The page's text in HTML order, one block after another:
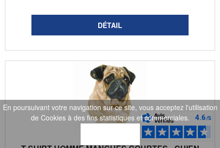
En poursuivant votre navigation sur ce site, vous acceptez l'utilisation
de Cookies à des fins statistiques et commerciales.